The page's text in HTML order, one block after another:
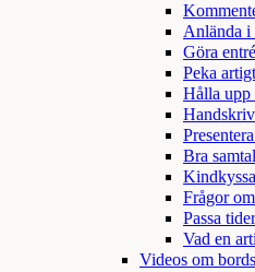
Anlända i
Göra entré
Peka artigt
Hålla upp
Bra
Frågor
Passa tider
Vad en
Videos om